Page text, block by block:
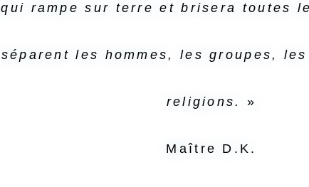
qui rampe sur terre et brisera toutes
séparent les hommes, les groupes,
religions. »
Maître D.K.